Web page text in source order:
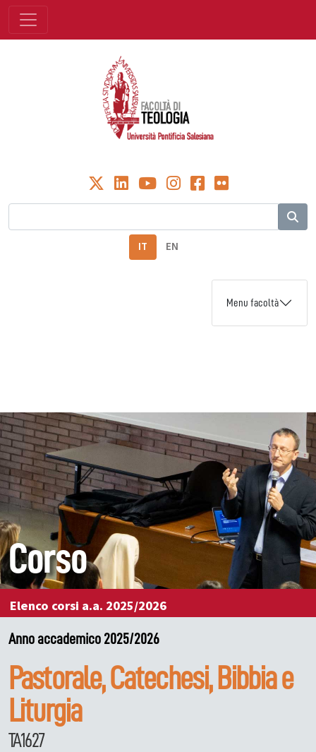
IT EN
Menu facoltà
Corso
Elenco corsi a.a. 2025/2026
Anno accademico 2025/2026
Pastorale, Catechesi, Bibbia e
Liturgia
TA1627